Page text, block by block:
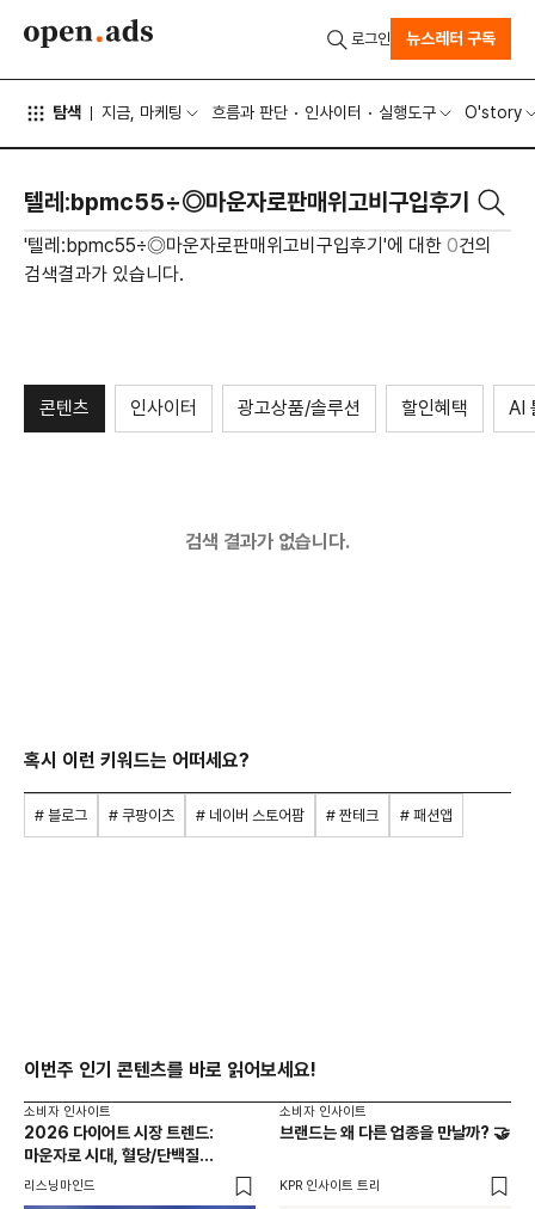
탐색 지금, 마케팅 흐름과 판단 인사이터 실행도구 O'story
로그인 뉴스레터 구독
'텔레:bpmc55÷◎마운자로판매위고비구입후기'에 대한 0건의
검색결과가 있습니다.
콘텐츠 인사이터 광고상품/솔루션 할인혜택 AI
검색 결과가 없습니다.
혹시 이런 키워드는 어떠세요?
# 블로그 # 쿠팡이츠 # 네이버 스토어팜 # 짠테크 # 패션앱
이번주 인기 콘텐츠를 바로 읽어보세요!
소비자 인사이트
2026 다이어트 시장 트렌드:
마운자로 시대, 혈당/단백질
카테고리의 새로운 기회
리스닝마인드
소비자 인사이트
브랜드는 왜 다른 업종을 만날까? 🤝
KPR 인사이트 트리